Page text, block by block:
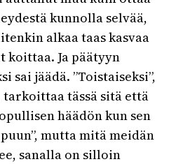
kunnolla selvää,
alkaa taas kasvaa
koittaa. Ja päätyyn
jäädä. ”Toistaiseksi”,
tarkoittaa tässä sitä että
häädön kun sen
mutta mitä meidän
sanalla on silloin